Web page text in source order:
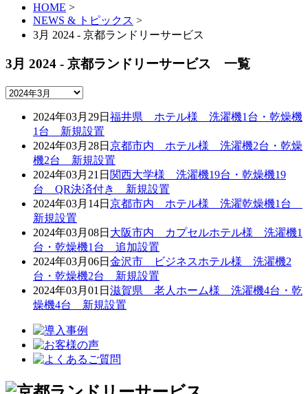
HOME >
NEWS & トピックス >
3月 2024 - 京都ランドリーサービス
3月 2024 - 京都ランドリーサービス 一覧
2024年03月29日 福井県 ホテル様 洗濯機1台・乾燥機
1台 新規設置
2024年03月28日 京都市内 ホテル様 洗濯機2台・乾燥
機2台 新規設置
2024年03月21日 関西大学様 洗濯機19台・乾燥機19
台 QR決済付き 新規設置
2024年03月14日 京都市内 ホテル様 洗濯乾燥機1台
新規設置
2024年03月08日 大阪市内 カプセルホテル様 洗濯機1
台・乾燥機1台 追加設置
2024年03月06日 金沢市 ビジネスホテル様 洗濯機2
台・乾燥機2台 新規設置
2024年03月01日 滋賀県 老人ホーム様 洗濯機4台・乾
燥機4台 新規設置